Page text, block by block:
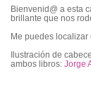
Bienvenid@ a esta
brillante que nos
Me puedes localizar
Ilustración de
ambos libros: Jorge